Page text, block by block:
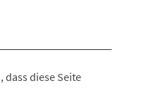
diese Seite